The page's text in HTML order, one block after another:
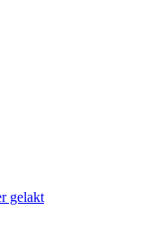
gelakt